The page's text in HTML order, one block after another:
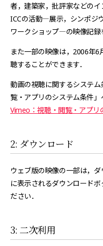
者，建築家，批評家などの
ICCの活動―展示，シンポジ
ワークショップ―の映像記録
また一部の映像は，2006年6
聴することができます．
動画の視聴に関するシステ
覧・アプリのシステム条件」
Vimeo：視聴・閲覧・アプリ
2: ダウンロード
ウェブ版の映像の一部は，
に表示されるダウンロード
ださい．
3: 二次利用